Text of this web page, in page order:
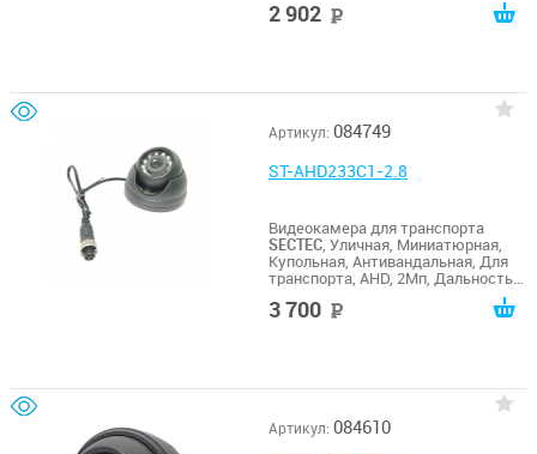
2 902
Артикул: 084749
ST-AHD233C1-2.8
Видеокамера для транспорта
SECTEC, Уличная, Миниатюрная,
Купольная, Антивандальная, Для
транспорта, AHD, 2Мп, Дальность
3 700
Артикул: 084610